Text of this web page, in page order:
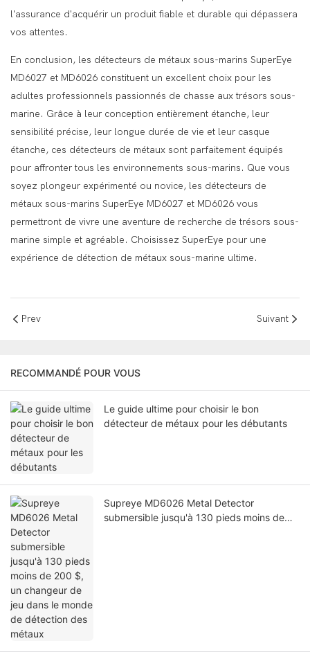
l'assurance d'acquérir un produit fiable et durable qui dépassera
vos attentes.
En conclusion, les détecteurs de métaux sous-marins SuperEye
MD6027 et MD6026 constituent un excellent choix pour les
adultes professionnels passionnés de chasse aux trésors sous-
marine. Grâce à leur conception entièrement étanche, leur
sensibilité précise, leur longue durée de vie et leur casque
étanche, ces détecteurs de métaux sont parfaitement équipés
pour affronter tous les environnements sous-marins. Que vous
soyez plongeur expérimenté ou novice, les détecteurs de
métaux sous-marins SuperEye MD6027 et MD6026 vous
permettront de vivre une aventure de recherche de trésors sous-
marine simple et agréable. Choisissez SuperEye pour une
expérience de détection de métaux sous-marine ultime.
Prev Suivant
RECOMMANDÉ POUR VOUS
Le guide ultime pour choisir le bon
détecteur de métaux pour les débutants
Supreye MD6026 Metal Detector
submersible jusqu'à 130 pieds moins de